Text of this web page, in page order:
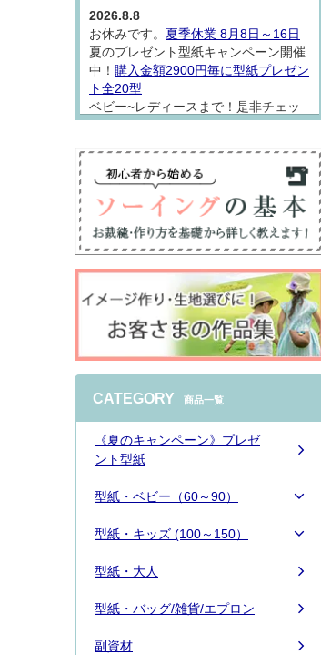
2026.8.8
お休みです。 夏季休業 8月8日～16日
夏のプレゼント型紙キャンペーン開催
中！ 購入金額2900円毎に型紙プレゼン
ト全20型
ベビー~レディースまで！是非チェッ
クしてソーイング楽しんでください
型紙「アロハシャツロンパース」をW
ガーゼでお仕立てしました。 なんとも
着心地の良さそうな一着になりました
♪シンプルなオープンカラーシャツは
普段着にもちょっとおめかしにも使い
やすくておススメインスタで詳しくご
続きはこちら
CATEGORY 商品一覧
《夏のキャンペーン》プレゼ
ント型紙
型紙・ベビー（60～90）
型紙・キッズ (100～150）
型紙・大人
型紙・バッグ/雑貨/エプロン
副資材